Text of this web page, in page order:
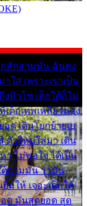
กสักสามพัน ฉันคง
ใส่ เพราะเราเป็น
งหิวโซ เด็กใต้ก็ไม่
ด็กเทพเหลียวมอง
ด เดินโยกย้ายเย
ตัวใหม่ใส่มา เดิน
ไม่พอใจ ได้เป็น
ต้ถามมัน ว่ามัน
มให้ เจอะเด็กใต้
ด มันสุดยอด สุด